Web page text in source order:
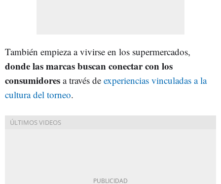
También empieza a vivirse en los supermercados,
donde las marcas buscan conectar con los
consumidores a través de experiencias vinculadas a la
cultura del torneo.